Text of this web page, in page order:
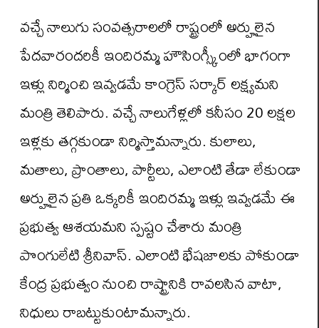
వ‌చ్చే నాలుగు సంవ‌త్సరాల‌లో రాష్ట్రంలో అర్హులైన
పేద‌వారంద‌రికీ ఇందిరమ్మ హౌసింగ్స్కీంలో భాగంగా
ఇళ్లు నిర్మించి ఇవ్వడ‌మే కాంగ్రెస్ సర్కార్ లక్ష్యమ‌ని
మంత్రి తెలిపారు. వచ్చే నాలుగేళ్లలో కనీసం 20 ల‌క్షల
ఇళ్లకు త‌గ్గకుండా నిర్మిస్తామ‌న్నారు. కులాలు,
మ‌తాలు, ప్రాంతాలు, పార్టీలు, ఎలాంటి తేడా లేకుండా
అర్హులైన ప్రతి ఒక్కరికీ ఇందిర‌మ్మ ఇళ్లు ఇవ్వడ‌మే ఈ
ప్రభుత్వ ఆశ‌య‌మ‌ని స్పష్టం చేశారు మంత్రి
పొంగులేటి శ్రీనివాస్. ఎలాంటి భేష‌జాల‌కు పోకుండా
కేంద్ర ప్రభుత్వం నుంచి రాష్ట్రానికి రావ‌ల‌సిన వాటా,
నిధులు రాబట్టుకుంటామన్నారు.